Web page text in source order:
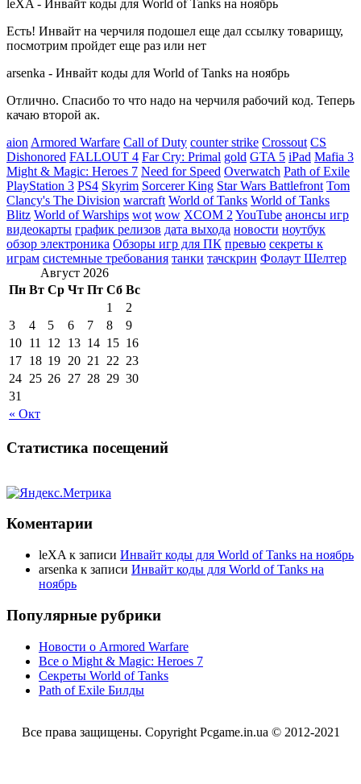
leXA - Инвайт коды для World of Tanks на ноябрь
Есть! Инвайт на черчиля подошел еще дал ссылку товарищу,
посмотрим пройдет еще раз или нет
arsenka - Инвайт коды для World of Tanks на ноябрь
Отлично. Спасибо то что надо на черчиля рабочий код. Теперь
качаю второй ак.
aion Armored Warfare Call of Duty counter strike Crossout CS
Dishonored FALLOUT 4 Far Cry: Primal gold GTA 5 iPad Mafia 3
Might & Magic: Heroes 7 Need for Speed Overwatch Path of Exile
PlayStation 3 PS4 Skyrim Sorcerer King Star Wars Battlefront Tom
Clancy's The Division warcraft World of Tanks World of Tanks
Blitz World of Warships wot wow XCOM 2 YouTube анонсы игр
видеокарты график релизов дата выхода новости ноутбук
обзор электроника Обзоры игр для ПК превью секреты к
играм системные требования танки тачскрин Фолаут Шелтер
Август 2026
Пн Вт Ср Чт Пт Сб Вс
« Окт
1
2
3
4 5 6 7 8
9
10 11 12 13 14 15 16
17 18 19 20 21 22 23
24 25 26 27 28 29 30
31
Статистика посещений
Коментарии
leXA к записи Инвайт коды для World of Tanks на ноябрь
arsenka к записи Инвайт коды для World of Tanks на
ноябрь
Популярные рубрики
Новости о Armored Warfare
Все о Might & Magic: Heroes 7
Секреты World of Tanks
Path of Exile Билды
Все права защищены. Copyright Pcgame.in.ua © 2012-2021